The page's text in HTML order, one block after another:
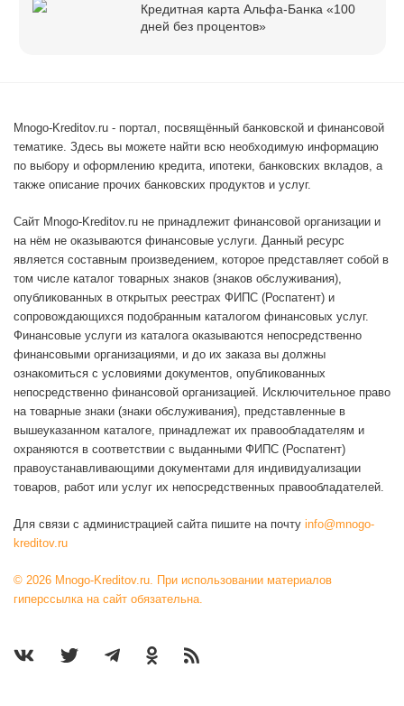
Кредитная карта Альфа-Банка «100
дней без процентов»
Mnogo-Kreditov.ru - портал, посвящённый банковской и финансовой
тематике. Здесь вы можете найти всю необходимую информацию
по выбору и оформлению кредита, ипотеки, банковских вкладов, а
также описание прочих банковских продуктов и услуг.
Сайт Mnogo-Kreditov.ru не принадлежит финансовой организации и
на нём не оказываются финансовые услуги. Данный ресурс
является составным произведением, которое представляет собой в
том числе каталог товарных знаков (знаков обслуживания),
опубликованных в открытых реестрах ФИПС (Роспатент) и
сопровождающихся подобранным каталогом финансовых услуг.
Финансовые услуги из каталога оказываются непосредственно
финансовыми организациями, и до их заказа вы должны
ознакомиться с условиями документов, опубликованных
непосредственно финансовой организацией. Исключительное право
на товарные знаки (знаки обслуживания), представленные в
вышеуказанном каталоге, принадлежат их правообладателям и
охраняются в соответствии с выданными ФИПС (Роспатент)
правоустанавливающими документами для индивидуализации
товаров, работ или услуг их непосредственных правообладателей.
Для связи с администрацией сайта пишите на почту info@mnogo-
kreditov.ru
© 2026 Mnogo-Kreditov.ru. При использовании материалов
гиперссылка на сайт обязательна.